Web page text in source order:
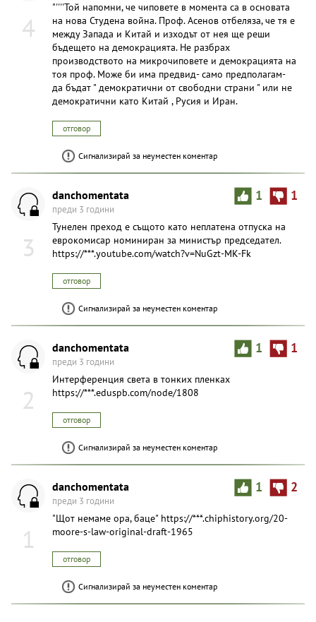
4
"''''Той напомни, че чиповете в момента са в основата
на нова Студена война. Проф. Асенов отбеляза, че тя е
между Запада и Китай и изходът от нея ще реши
бъдещето на демокрацията. Не разбрах
производството на микрoчиповете и демокрацията на
тоя проф. Може би има предвид- само предполагам-
да бъдат " демократични от свободни страни " или не
демократични като Китай , Русия и Иран.
отговор
Сигнализирай за неуместен коментар
3
1 1
danchomentata
преди 3 години
Тунелен преход e същото като неплатена отпуска на
еврокомисар номиниран за министър председател.
https://***.youtube.com/watch?v=NuGzt-MK-Fk
отговор
Сигнализирай за неуместен коментар
2
1 1
danchomentata
преди 3 години
Интерференция света в тонких пленках
https://***.eduspb.com/node/1808
отговор
Сигнализирай за неуместен коментар
1
1 2
danchomentata
преди 3 години
"Щот немаме ора, баце" https://***.chiphistory.org/20-
moore-s-law-original-draft-1965
отговор
Сигнализирай за неуместен коментар